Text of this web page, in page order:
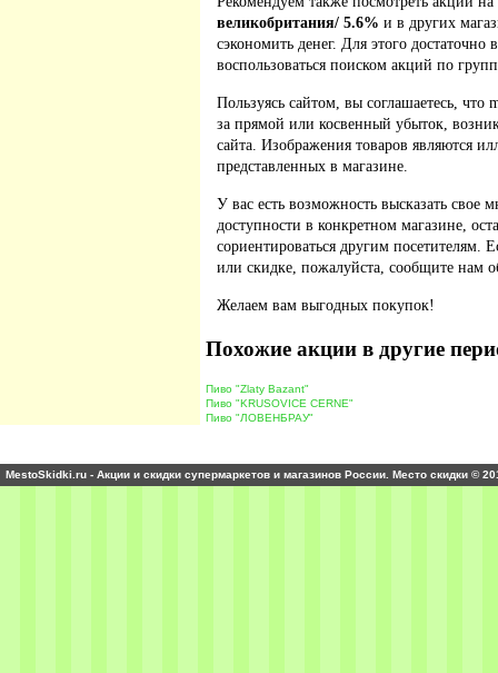
великобритания/ 5.6% и в других
сэкономить денег. Для этого
воспользоваться поиском акций по
Пользуясь сайтом, вы соглашаетесь, что
за прямой или косвенный убыток,
сайта. Изображения товаров являются
представленных в магазине.
У вас есть возможность высказать свое
доступности в конкретном магазине,
сориентироваться другим
или скидке, пожалуйста, сообщите нам
Желаем вам выгодных покупок!
Похожие акции в другие
Пиво "Zlaty Bazant"
Пиво "KRUSOVICE CERNE"
Пиво "ЛОВЕНБРАУ"
MestoSkidki.ru - Акции и скидки супермаркетов и магазинов России. Место скидки ©